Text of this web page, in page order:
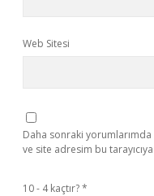
Web Sitesi
Daha sonraki yorumlarımda
ve site adresim bu
10 - 4 kaçtır?*